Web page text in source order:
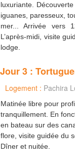
luxuriante.
iguanes, paresseux,
mer... Arrivée vers
L’après-midi, visite
lodge.
Jour 3 :
Logement : Pachira
Matinée libre pour
tranquillement. En
en bateau sur des
flore, visite guidée du
Dîner et nuitée.